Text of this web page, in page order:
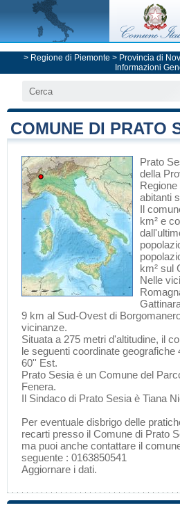
> Regione di Piemonte > Provincia di
Informazioni
COMUNE DI PRATO
Prato
della
abitanti
Il
km² e
km² sul
Nelle
9 km al Sud-Ovest di
vicinanze.
Situata a 275 metri d'altitudine, il
le seguenti coordinate geografiche
60'' Est.
Prato Sesia è un Comune del
Fenera.
Il Sindaco di Prato Sesia è Tiana
Per eventuale disbrigo delle
recarti presso il Comune di Prato
ma puoi anche contattare il
seguente : 0163850541
Aggiornare i dati.